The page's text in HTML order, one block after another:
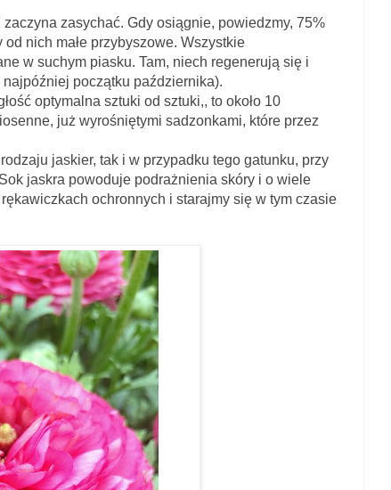
zasychać. Gdy osiągnie, powiedzmy, 75%
nich małe przybyszowe. Wszystkie
w suchym piasku. Tam, niech regenerują się i
najpóźniej początku października).
optymalna sztuki od sztuki,, to około 10
już wyrośniętymi sadzonkami, które przez
tak i w przypadku tego gatunku, przy
jaskra powoduje podrażnienia skóry i o wiele
ochronnych i starajmy się w tym czasie